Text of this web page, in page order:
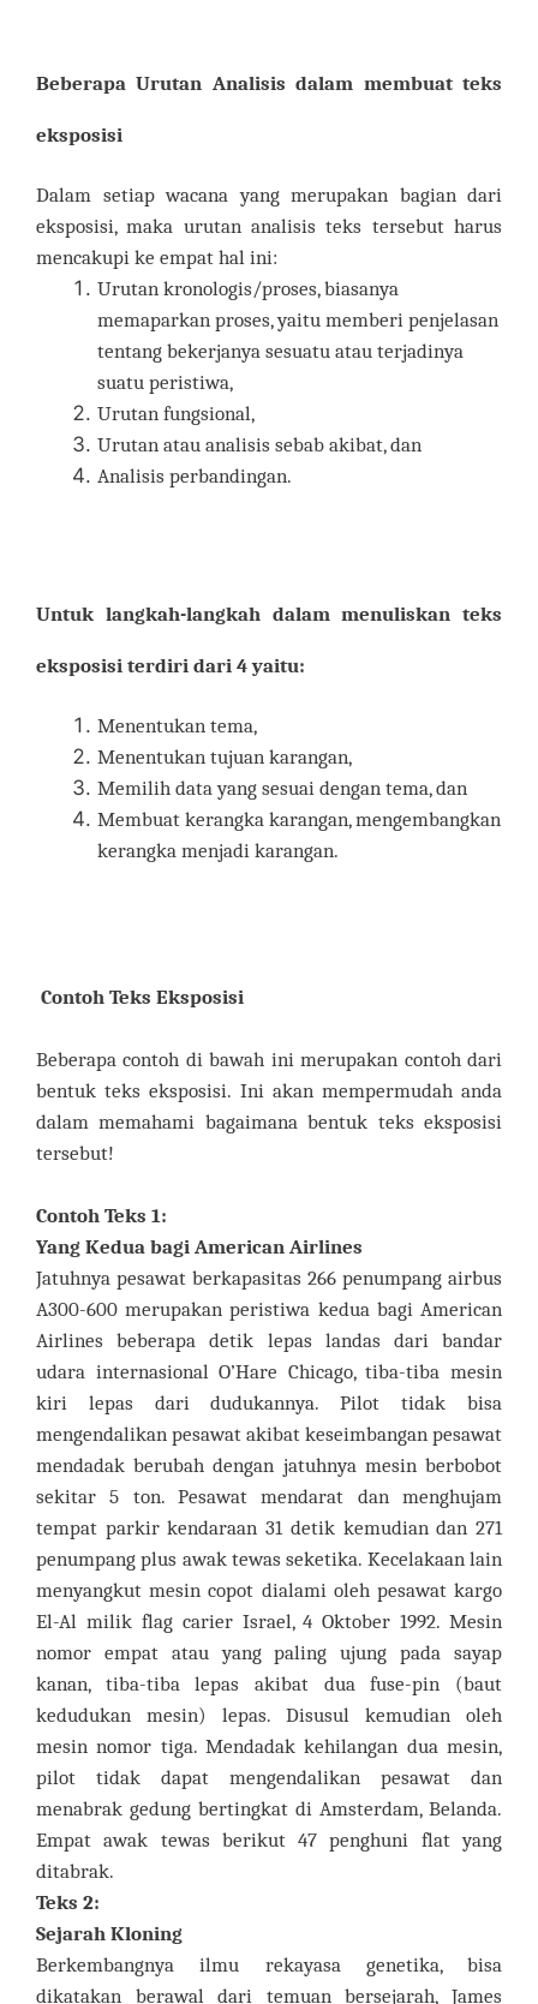
Beberapa Urutan Analisis dalam membuat teks
eksposisi
Dalam setiap wacana yang merupakan bagian dari
eksposisi, maka urutan analisis teks tersebut harus
mencakupi ke empat hal ini:
Urutan kronologis/proses, biasanya
memaparkan proses, yaitu memberi penjelasan
tentang bekerjanya sesuatu atau terjadinya
suatu peristiwa,
Urutan fungsional,
Urutan atau analisis sebab akibat, dan
Analisis perbandingan.
Untuk langkah-langkah dalam menuliskan teks
eksposisi terdiri dari 4 yaitu:
Menentukan tema,
Menentukan tujuan karangan,
Memilih data yang sesuai dengan tema, dan
Membuat kerangka karangan, mengembangkan
kerangka menjadi karangan.
Contoh Teks Eksposisi
Beberapa contoh di bawah ini merupakan contoh dari
bentuk teks eksposisi. Ini akan mempermudah anda
dalam memahami bagaimana bentuk teks eksposisi
tersebut!
Contoh Teks 1:
Yang Kedua bagi American Airlines
Jatuhnya pesawat berkapasitas 266 penumpang airbus
A300-600 merupakan peristiwa kedua bagi American
Airlines beberapa detik lepas landas dari bandar
udara internasional O’Hare Chicago, tiba-tiba mesin
kiri lepas dari dudukannya. Pilot tidak bisa
mengendalikan pesawat akibat keseimbangan pesawat
mendadak berubah dengan jatuhnya mesin berbobot
sekitar 5 ton. Pesawat mendarat dan menghujam
tempat parkir kendaraan 31 detik kemudian dan 271
penumpang plus awak tewas seketika. Kecelakaan lain
menyangkut mesin copot dialami oleh pesawat kargo
El-Al milik flag carier Israel, 4 Oktober 1992. Mesin
nomor empat atau yang paling ujung pada sayap
kanan, tiba-tiba lepas akibat dua fuse-pin (baut
kedudukan mesin) lepas. Disusul kemudian oleh
mesin nomor tiga. Mendadak kehilangan dua mesin,
pilot tidak dapat mengendalikan pesawat dan
menabrak gedung bertingkat di Amsterdam, Belanda.
Empat awak tewas berikut 47 penghuni flat yang
ditabrak.
Teks 2:
Sejarah Kloning
Berkembangnya ilmu rekayasa genetika, bisa
dikatakan berawal dari temuan bersejarah, James